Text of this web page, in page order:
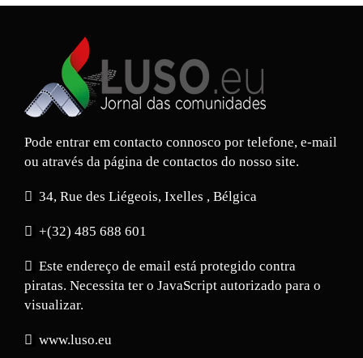
Pode entrar em contacto connosco por telefone, e-mail
ou através da página de contactos do nosso site.
34, Rue des Liégeois, Ixelles , Bélgica
+(32) 485 688 601
Este endereço de email está protegido contra
piratas. Necessita ter o JavaScript autorizado para o
visualizar.
www.luso.eu